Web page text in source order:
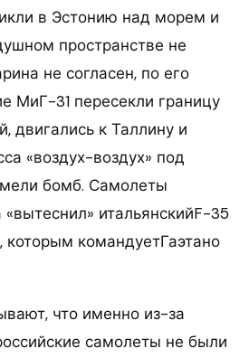
в Эстонию над морем и
пространстве не
не согласен, по его
МиГ-31 пересекли границу
двигались к Таллину и
«воздух-воздух» под
бомб. Самолеты
итальянскийF-35
которым командуетГаэтано
что именно из-за
самолеты не были